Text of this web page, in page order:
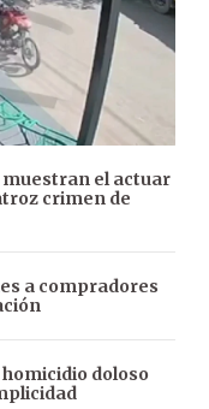
muestran el actuar
crimen de
a compradores
doloso